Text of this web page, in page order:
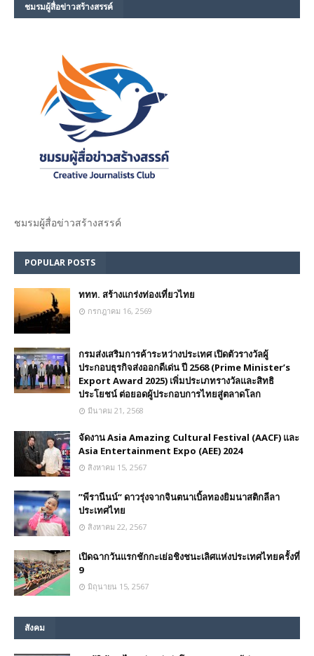
ชมรม​ผู้สื่อข่าวสร้างสรรค์​
ชมรม​ผู้สื่อข่าวสร้างสรรค์​
POPULAR POSTS
ททท. สร้างแกร่งท่องเที่ยวไทย
กรกฎาคม 16, 2569
กรมส่งเสริมการค้าระหว่างประเทศ เปิดตัวรางวัลผู้
ประกอบธุรกิจส่งออกดีเด่น ปี 2568 (Prime Minister’s
Export Award 2025) เพิ่มประเภทรางวัลและสิทธิ
ประโยชน์ ต่อยอดผู้ประกอบการไทยสู่ตลาดโลก
มีนาคม 21, 2568
จัดงาน Asia Amazing Cultural Festival (AACF) และ
Asia Entertainment Expo (AEE) 2024
สิงหาคม 15, 2567
”พีรานีนน์“​ ดาวรุ่งจากจินตนาเบิ้ลทองยิมนาสติกลีลา
ประเทศไทย
สิงหาคม 22, 2567
เปิดฉากวันแรกชักกะเย่อชิงชนะเลิศแห่งประเทศไทยครั้งที่
9
มิถุนายน 15, 2567
สังคม